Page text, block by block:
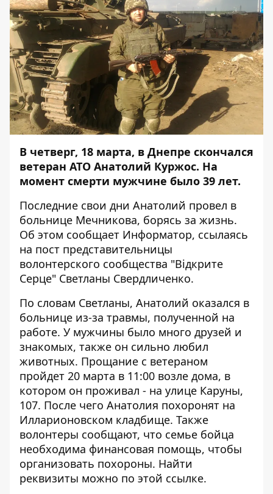
В четверг, 18 марта, в Днепре скончался
ветеран АТО Анатолий Куржос. На
момент смерти мужчине было 39 лет.
Последние свои дни Анатолий провел в
больнице Мечникова, борясь за жизнь.
Об этом сообщает Информатор, ссылаясь
на пост представительницы
волонтерского сообщества "Відкрите
Серце" Светланы Свердличенко.
По словам Светланы, Анатолий оказался в
больнице из-за травмы, полученной на
работе. У мужчины было много друзей и
знакомых, также он сильно любил
животных. Прощание с ветераном
пройдет 20 марта в 11:00 возле дома, в
котором он проживал - на улице Каруны,
107. После чего Анатолия похоронят на
Илларионовском кладбище. Также
волонтеры сообщают, что семье бойца
необходима финансовая помощь, чтобы
организовать похороны. Найти
реквизиты можно по этой ссылке.